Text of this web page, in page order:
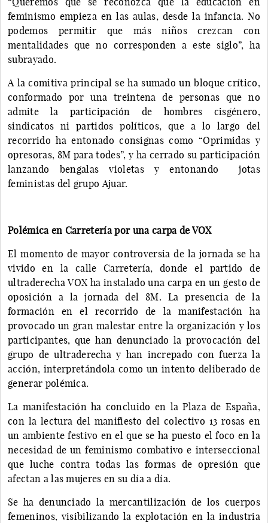
feminismo empieza en las aulas, desde la infancia. No
podemos permitir que más niños crezcan con
mentalidades que no corresponden a este siglo”, ha
subrayado.
A la comitiva principal se ha sumado un bloque crítico,
conformado por una treintena de personas que no
admite la participación de hombres cisgénero,
sindicatos ni partidos políticos, que a lo largo del
recorrido ha entonado consignas como “Oprimidas y
opresoras, 8M para todes”, y ha cerrado su participación
lanzando bengalas violetas y entonando jotas
feministas del grupo Ajuar.
Polémica en Carretería por una carpa de VOX
El momento de mayor controversia de la jornada se ha
vivido en la calle Carretería, donde el partido de
ultraderecha VOX ha instalado una carpa en un gesto de
oposición a la jornada del 8M. La presencia de la
formación en el recorrido de la manifestación ha
provocado un gran malestar entre la organización y los
participantes, que han denunciado la provocación del
grupo de ultraderecha y han increpado con fuerza la
acción, interpretándola como un intento deliberado de
generar polémica.
La manifestación ha concluido en la Plaza de España,
con la lectura del manifiesto del colectivo 13 rosas en
un ambiente festivo en el que se ha puesto el foco en la
necesidad de un feminismo combativo e interseccional
que luche contra todas las formas de opresión que
afectan a las mujeres en su día a día.
Se ha denunciado la mercantilización de los cuerpos
femeninos, visibilizando la explotación en la industria